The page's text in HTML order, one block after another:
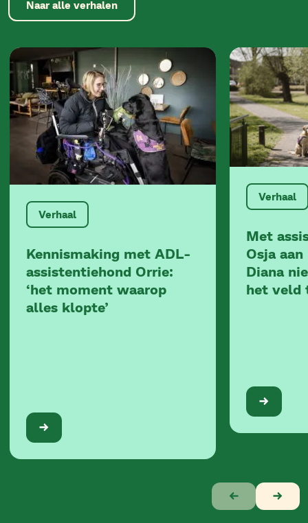
Naar alle verhalen
Verhaal
Kennismaking met ADL-
assistentiehond Orrie:
‘het moment waarop
alles klopte’
Verhaal
Met
Osja
Diana
het veld